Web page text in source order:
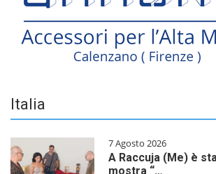
Italia
7 Agosto 2026
A Raccuja (Me) è
mostra “…